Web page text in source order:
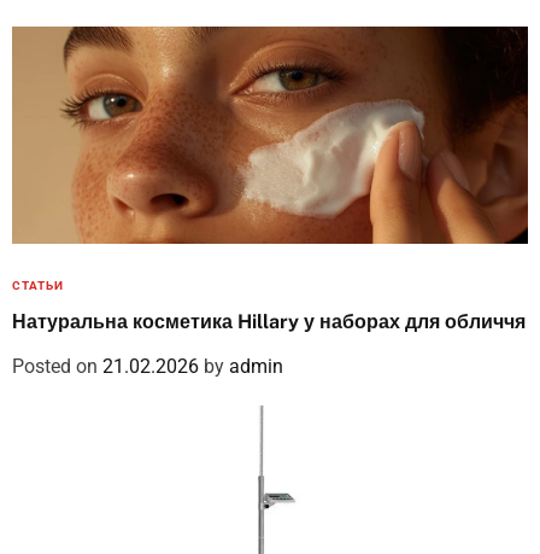
СТАТЬИ
Натуральна косметика Hillary у наборах для обличчя
Posted on 21.02.2026 by admin